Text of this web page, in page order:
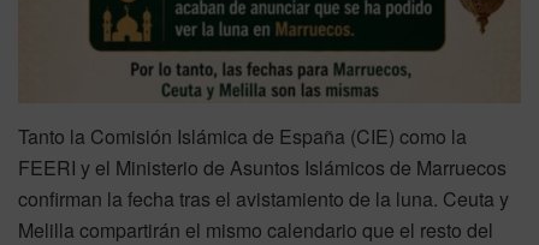
Tanto la Comisión Islámica de España (CIE) como la
FEERI y el Ministerio de Asuntos Islámicos de Marruecos
confirman la fecha tras el avistamiento de la luna. Ceuta y
Melilla compartirán el mismo calendario que el resto del